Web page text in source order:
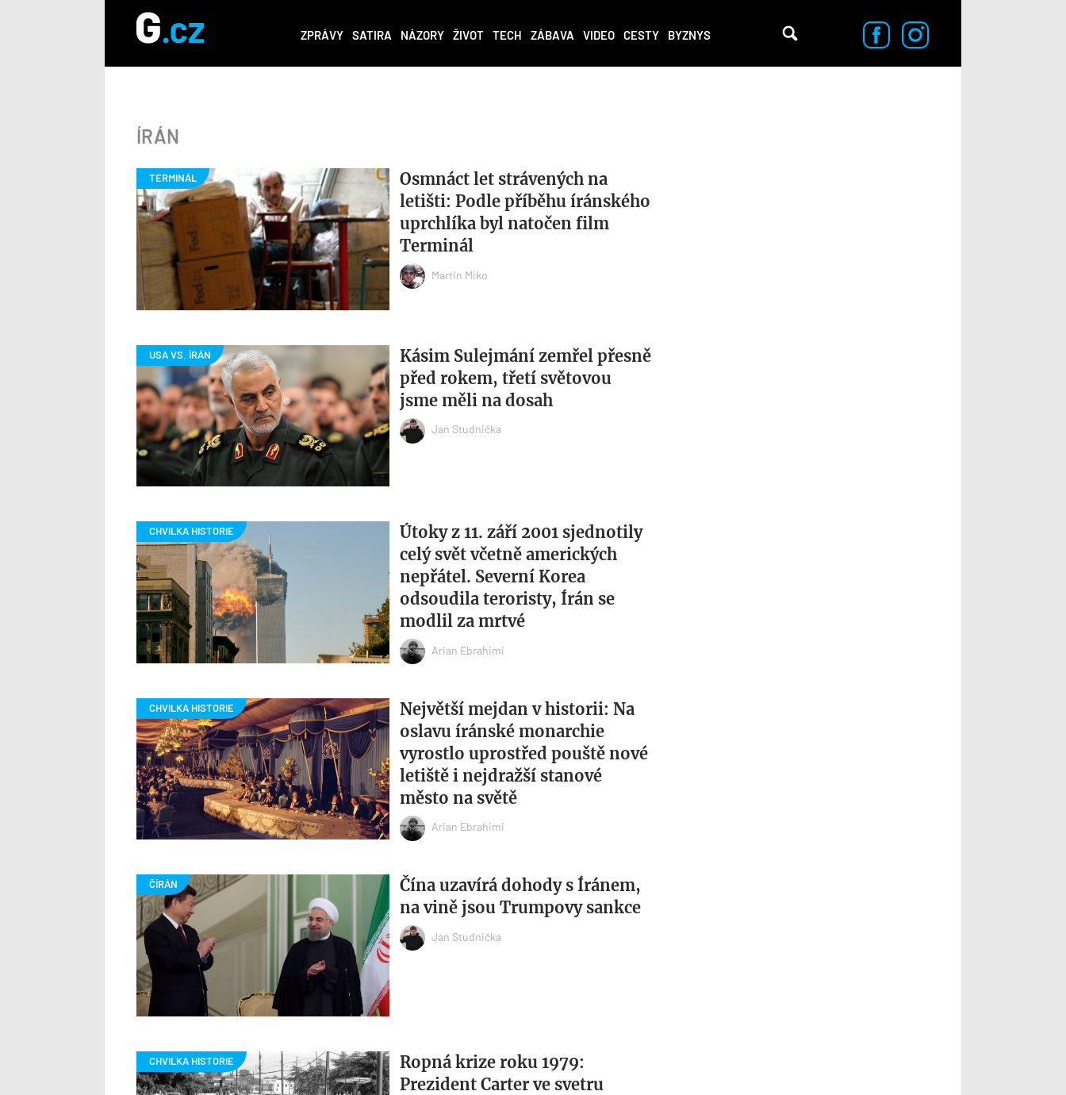
ZPRÁVY SATIRA NÁZORY ŽIVOT TECH ZÁBAVA VIDEO CESTY BYZNYS
ÍRÁN
Osmnáct let strávených na
letišti: Podle příběhu íránského
uprchlíka byl natočen film
Terminál
Martin Miko
Kásim Sulejmání zemřel přesně
před rokem, třetí světovou
jsme měli na dosah
Jan Studnička
Útoky z 11. září 2001 sjednotily
celý svět včetně amerických
nepřátel. Severní Korea
odsoudila teroristy, Írán se
modlil za mrtvé
Arian Ebrahimi
Největší mejdan v historii: Na
oslavu íránské monarchie
vyrostlo uprostřed pouště nové
letiště i nejdražší stanové
město na světě
Arian Ebrahimi
Čína uzavírá dohody s Íránem,
na vině jsou Trumpovy sankce
Jan Studnička
Ropná krize roku 1979:
Prezident Carter ve svetru